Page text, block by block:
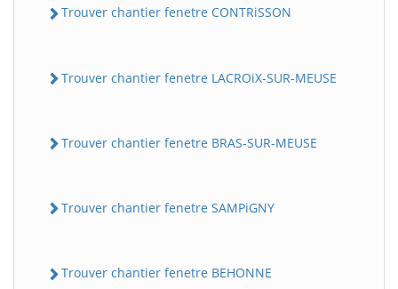
Trouver chantier fenetre CONTRiSSON
Trouver chantier fenetre LACROiX-SUR-MEUSE
Trouver chantier fenetre BRAS-SUR-MEUSE
Trouver chantier fenetre SAMPiGNY
Trouver chantier fenetre BEHONNE